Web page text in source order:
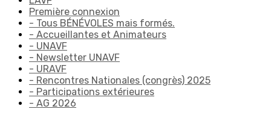
Première connexion
- Tous BÉNÉVOLES mais formés.
- Accueillantes et Animateurs
- UNAVF
- Newsletter UNAVF
- URAVF
- Rencontres Nationales (congrès) 2025
- Participations extérieures
- AG 2026